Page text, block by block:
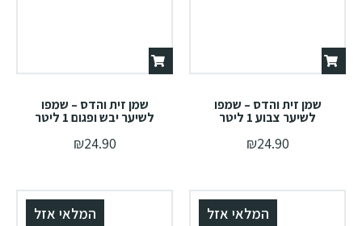
שמן זית והדס – שמפו
לשיער צבוע 1 ליטר
₪24.90
שמן זית והדס – שמפו
לשיער יבש ופגום 1 ליטר
₪24.90
המלאי אזל המלאי אזל